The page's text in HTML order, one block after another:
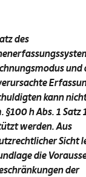
des
und
kann
§100 h Abs. 1 Satz
werden. Aus
Sicht
die
der